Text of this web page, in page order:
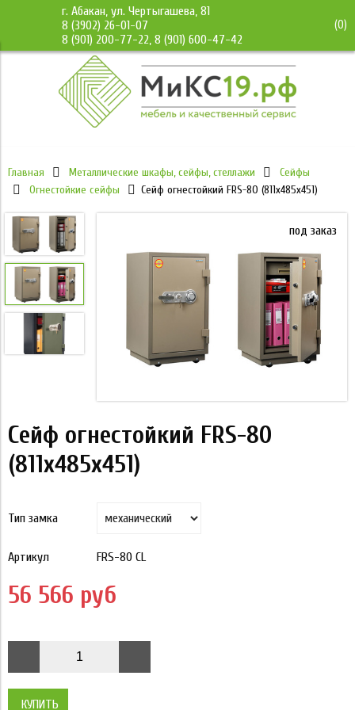
г. Абакан, ул. Чертыгашева, 81
8 (3902) 26-01-07
8 (901) 200-77-22, 8 (901) 600-47-42
(0)
Главная Металлические шкафы, сейфы, стеллажи
Сейфы
Огнестойкие сейфы
Сейф огнестойкий FRS-80 (811x485x451)
под заказ под заказ
Сейф огнестойкий FRS-80
(811x485x451)
Тип замка
Артикул FRS-80 CL
56 566 руб
КУПИТЬ